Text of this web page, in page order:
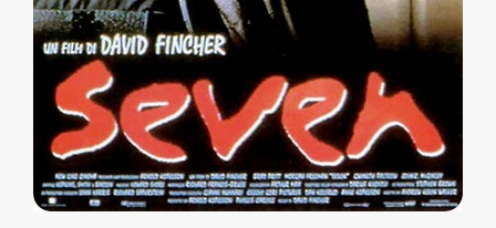
Se Ti Piacciono nel mese di Maggio 2013.
minacce e la vita sotto scorta.
e nel sogno di dominio della camorra.
40 milioni di insetti appositamente allevati.